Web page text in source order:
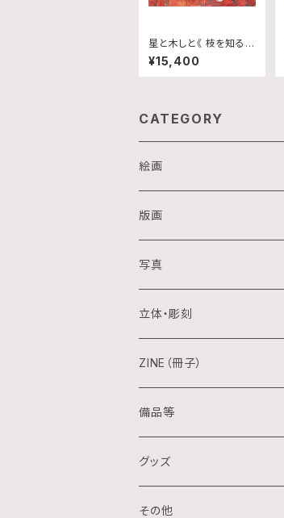
星と木しと《 枝を知るモ
ノ 》
¥15,400
CATEGORY
絵画
油画
アクリル画
日本画
水彩画
クレパス画
水墨画
スプレー画
版画
銅版画
木版画
シルクスクリーン
リトグラフ
デジタル
ステンシル
写真
立体・彫刻
陶芸
金属
石
木
ZINE（冊子）
備品等
グッズ
ポストカード
その他